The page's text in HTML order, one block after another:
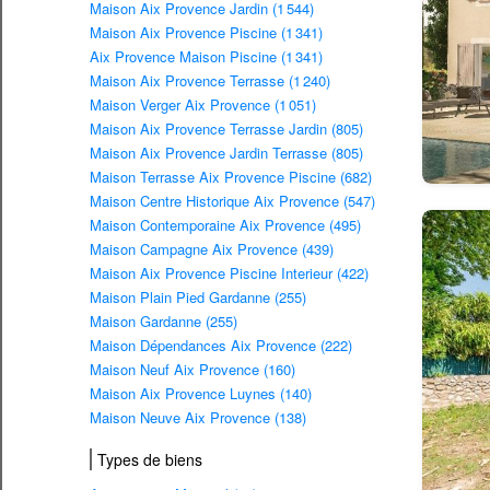
Maison Aix Provence Jardin (1 544)
Maison Aix Provence Piscine (1 341)
Aix Provence Maison Piscine (1 341)
Maison Aix Provence Terrasse (1 240)
Maison Verger Aix Provence (1 051)
Maison Aix Provence Terrasse Jardin (805)
Maison Aix Provence Jardin Terrasse (805)
Maison Terrasse Aix Provence Piscine (682)
Maison Centre Historique Aix Provence (547)
Maison Contemporaine Aix Provence (495)
Maison Campagne Aix Provence (439)
Maison Aix Provence Piscine Interieur (422)
Maison Plain Pied Gardanne (255)
Maison Gardanne (255)
Maison Dépendances Aix Provence (222)
Maison Neuf Aix Provence (160)
Maison Aix Provence Luynes (140)
Maison Neuve Aix Provence (138)
Types de biens